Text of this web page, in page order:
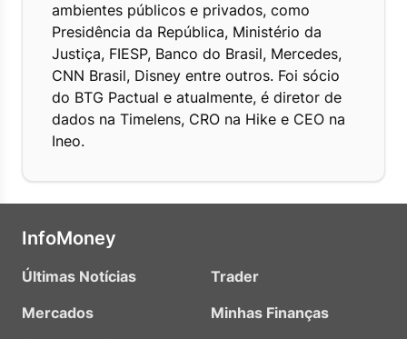
ambientes públicos e privados, como
Presidência da República, Ministério da
Justiça, FIESP, Banco do Brasil, Mercedes,
CNN Brasil, Disney entre outros. Foi sócio
do BTG Pactual e atualmente, é diretor de
dados na Timelens, CRO na Hike e CEO na
Ineo.
InfoMoney
Últimas Notícias
Mercados
Trader
Minhas Finanças